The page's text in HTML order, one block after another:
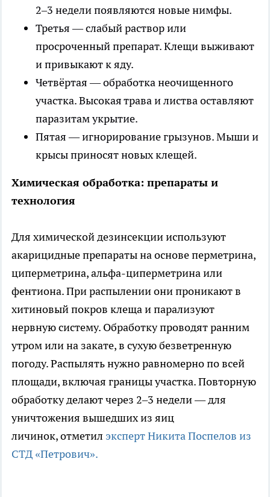
2–3 недели появляются новые нимфы.
Третья — слабый раствор или
просроченный препарат. Клещи выживают
и привыкают к яду.
Четвёртая — обработка неочищенного
участка. Высокая трава и листва оставляют
паразитам укрытие.
Пятая — игнорирование грызунов. Мыши и
крысы приносят новых клещей.
Химическая обработка: препараты и
технология
Для химической дезинсекции используют
акарицидные препараты на основе перметрина,
циперметрина, альфа-циперметрина или
фентиона. При распылении они проникают в
хитиновый покров клеща и парализуют
нервную систему. Обработку проводят ранним
утром или на закате, в сухую безветренную
погоду. Распылять нужно равномерно по всей
площади, включая границы участка. Повторную
обработку делают через 2–3 недели — для
уничтожения вышедших из яиц
личинок, отметил эксперт Никита Поспелов из
СТД «Петрович».